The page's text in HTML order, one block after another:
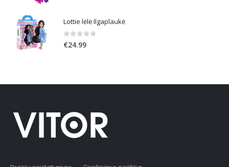
Lottie lėlė Ilgaplaukė
0out of 5
€24.99